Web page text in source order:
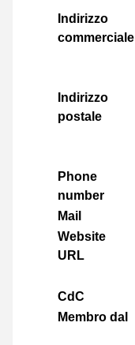
Indirizzo
commerciale
Indirizzo
postale
Phone
number
Mail
Website
URL
CdC
Membro dal